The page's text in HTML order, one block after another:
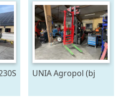
UNIA Agropol (bj